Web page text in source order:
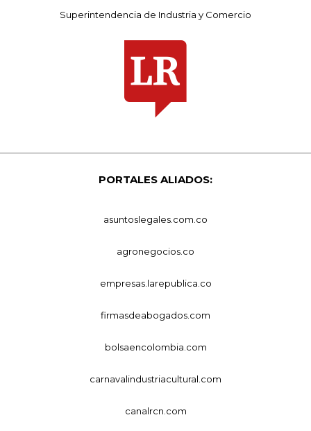
Superintendencia de Industria y Comercio
PORTALES ALIADOS:
asuntoslegales.com.co
agronegocios.co
empresas.larepublica.co
firmasdeabogados.com
bolsaencolombia.com
carnavalindustriacultural.com
canalrcn.com